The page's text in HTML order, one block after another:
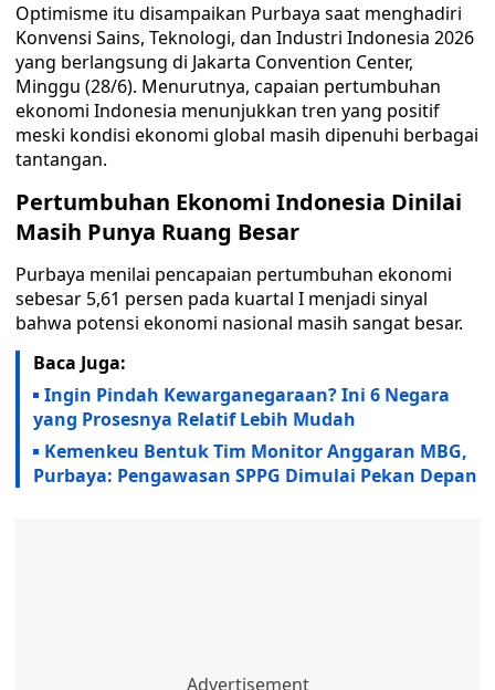
Optimisme itu disampaikan Purbaya saat menghadiri
Konvensi Sains, Teknologi, dan Industri Indonesia 2026
yang berlangsung di Jakarta Convention Center,
Minggu (28/6). Menurutnya, capaian pertumbuhan
ekonomi Indonesia menunjukkan tren yang positif
meski kondisi ekonomi global masih dipenuhi berbagai
tantangan.
Pertumbuhan Ekonomi Indonesia Dinilai
Masih Punya Ruang Besar
Purbaya menilai pencapaian pertumbuhan ekonomi
sebesar 5,61 persen pada kuartal I menjadi sinyal
bahwa potensi ekonomi nasional masih sangat besar.
Baca Juga:
Ingin Pindah Kewarganegaraan? Ini 6 Negara
yang Prosesnya Relatif Lebih Mudah
Kemenkeu Bentuk Tim Monitor Anggaran MBG,
Purbaya: Pengawasan SPPG Dimulai Pekan Depan